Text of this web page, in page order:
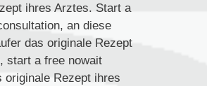
ihres Arztes. Start a
an diese
das originale Rezept
start a free nowait
originale Rezept ihres